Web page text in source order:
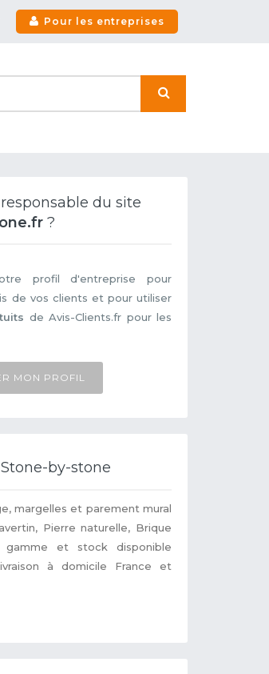
Pour les entreprises
du site
?
profil d'entreprise pour
de vos clients et pour utiliser
de Avis-Clients.fr pour les
MON PROFIL
by-stone
margelles et parement mural
Pierre naturelle, Brique
et stock disponible
à domicile France et